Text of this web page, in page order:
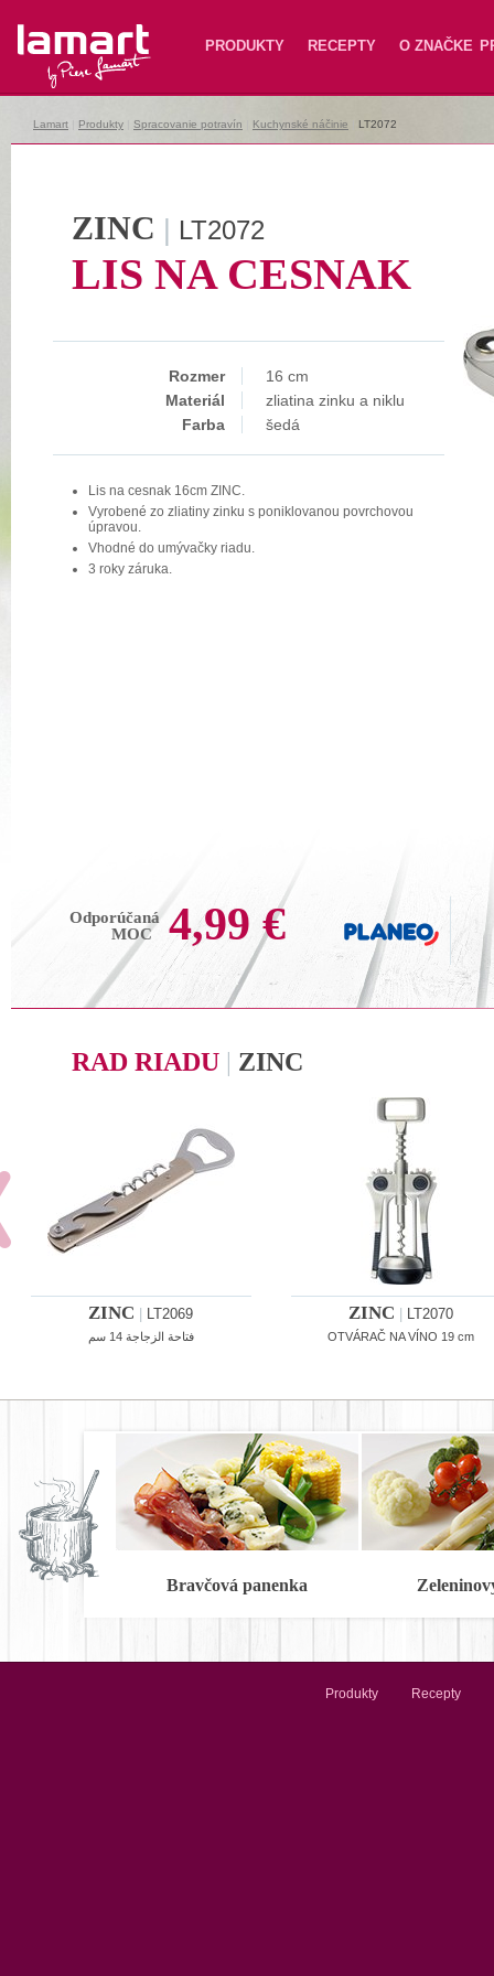
Lamart PRODUKTY RECEPTY O ZNAČKE
Lamart Produkty Spracovanie potravín Kuchynské náčinie LT2072
ZINC | LT2072
LIS NA CESNAK
Rozmer
16 cm
Materiál
zliatina zinku a niklu
Farba
šedá
Lis na cesnak 16cm ZINC.
Vyrobené zo zliatiny zinku s poniklovanou povrchovou
úpravou.
Vhodné do umývačky riadu.
3 roky záruka.
Odporúčaná
MOC
4,99 €
RAD RIADU | ZINC
ZINC LT2069
فتاحة الزجاجة 14 سم
ZINC LT2070
OTVÁRAČ NA VÍNO 19 cm
Bravčová panenka
Produkty Recepty